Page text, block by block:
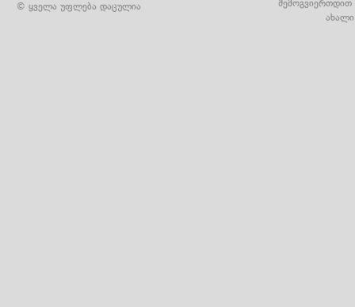
© ყველა უფლება დაცულია
შემოგვიერთდით
ახალი